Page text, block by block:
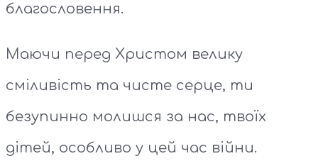
благословення.
Маючи перед Христом велику
сміливість та чисте серце, ти
безупинно молишся за нас, твоїх
дітей, особливо у цей час війни.